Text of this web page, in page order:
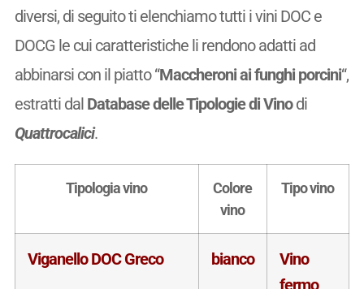
diversi, di seguito ti elenchiamo tutti i vini DOC e
DOCG le cui caratteristiche li rendono adatti ad
abbinarsi con il piatto “Maccheroni ai funghi porcini“,
estratti dal Database delle Tipologie di Vinodi
Quattrocalici.
Tipologia vino
Colore
vino
Tipo vino
Viganello DOC Greco bianco
Vino
fermo